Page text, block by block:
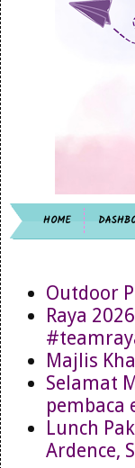
HOME
Outdoor
Raya
Majlis
Selamat
pembaca
Lunch
Ardence,